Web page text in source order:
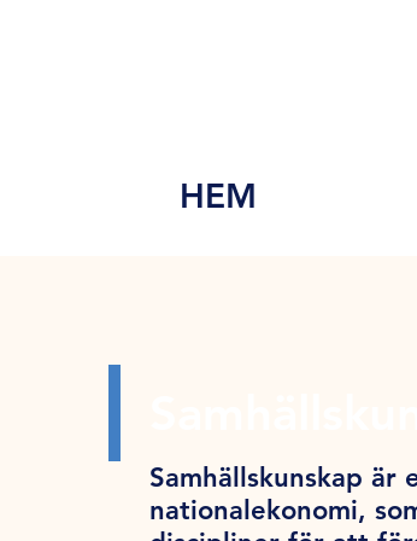
HEM
Samhällskunskap
nationalekonomi,